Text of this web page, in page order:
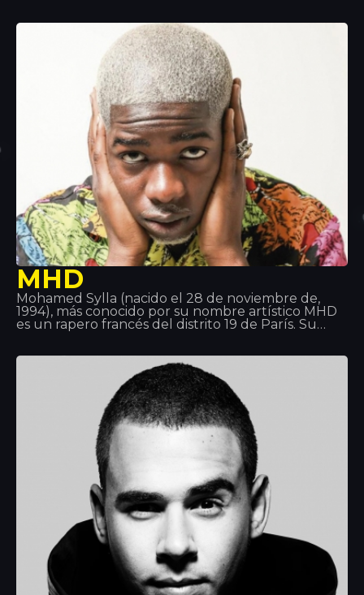
Tropics. Se dice que cuando no está en el
escenario o en el estudio, Sean Paul se pone al dia
con su viejo equipo de Waterpolo o se pone de
jefe de cocina, ya que ser chef es una de sus
grandes pasiones.
MHD
Mohamed Sylla (nacido el 28 de noviembre de,
1994), más conocido por su nombre artístico MHD
es un rapero francés del distrito 19 de París. Su
También es parte del colectivo 19 Réseaux con